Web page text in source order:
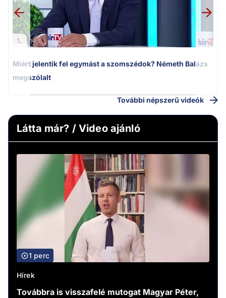
1.
Miért jelentik fel egymást a szomszédok? Németh Balázs
megszólalt
További népszerű videók
Látta már? / Video ajánló
1 perc
Hírek
Továbbra is visszafelé mutogat Magyar Péter,